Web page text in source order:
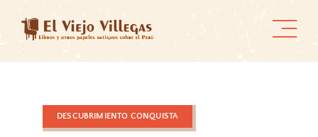
content
DESCUBRIMIENTO CONQUISTA